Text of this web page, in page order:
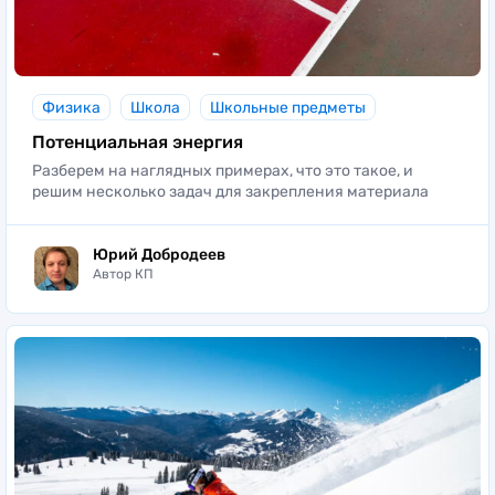
Физика Школа Школьные предметы
Потенциальная энергия
Разберем на наглядных примерах, что это такое, и
решим несколько задач для закрепления материала
Юрий Добродеев
Автор КП